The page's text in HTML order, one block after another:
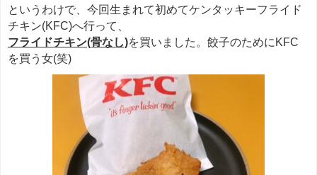
というわけで、今回生まれて初めてケンタッキーフライド
チキン(KFC)へ行って、
フライドチキン(骨なし)を買いました。餃子のためにKFC
を買う女(笑)